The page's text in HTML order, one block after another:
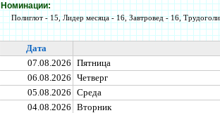
Номинации:
Полиглот - 15, Лидер месяца - 16, Завтровед - 16,
Дата
07.08.2026 Пятница
06.08.2026 Четверг
05.08.2026 Среда
04.08.2026 Вторник